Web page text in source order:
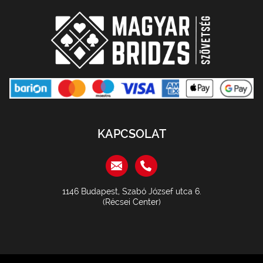
KAPCSOLAT
1146 Budapest, Szabó József utca 6.
(Récsei Center)